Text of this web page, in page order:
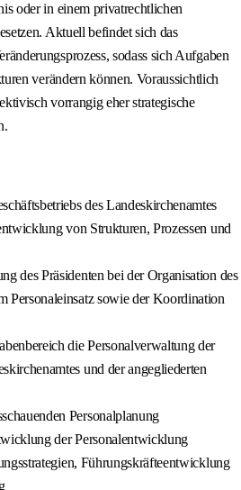
oder in einem privatrechtlichen
Aktuell befindet sich das
sodass sich Aufgaben
verändern können. Voraussichtlich
vorrangig eher strategische
des Landeskirchenamtes
von Strukturen, Prozessen und
des Präsidenten bei der Organisation des
Personaleinsatz sowie der Koordination
die Personalverwaltung der
und der angegliederten
Personalplanung
der Personalentwicklung
Führungskräfteentwicklung